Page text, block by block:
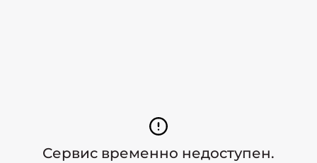
Сервис временно недоступен.